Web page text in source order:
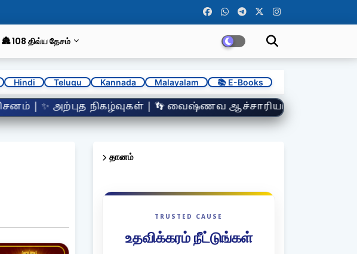
🏯 108 திவ்ய தேசம்
Hindi Telugu Kannada Malayalam 📚 E-Books
வைஷ்ணவ ஆச்சாரியர்கள் | 🕉️ நாமஸ்மரணையின் மகிமை | 🎙️ பக்தி
தானம்
TRUSTED CAUSE
உதவிக்கரம் நீட்டுங்கள்